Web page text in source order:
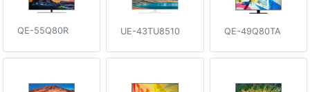
QE-55Q80R UE-43TU8510 QE-49Q80TA